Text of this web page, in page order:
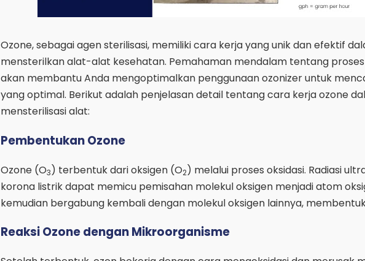
Ozone, sebagai agen sterilisasi, memiliki cara kerja yang unik dan efektif
mensterilkan alat-alat kesehatan. Pemahaman mendalam tentang
akan membantu Anda mengoptimalkan penggunaan ozonizer untuk
yang optimal. Berikut adalah penjelasan detail tentang cara kerja ozone
mensterilisasi alat:
Pembentukan Ozone
Ozone (O3) terbentuk dari oksigen (O2) melalui proses oksidasi. Radiasi
korona listrik dapat memicu pemisahan molekul oksigen menjadi atom
kemudian bergabung kembali dengan molekul oksigen lainnya,
Reaksi Ozone dengan Mikroorganisme